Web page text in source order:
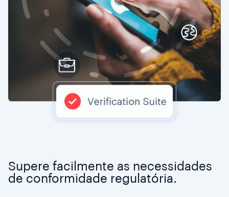
Supere facilmente as necessidades
de conformidade regulatória.